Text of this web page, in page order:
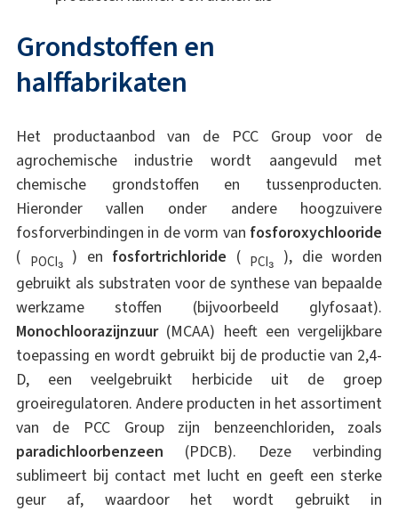
Grondstoffen en
halffabrikaten
Het productaanbod van de PCC Group voor de
agrochemische industrie wordt aangevuld met
chemische grondstoffen en tussenproducten.
Hieronder vallen onder andere hoogzuivere
fosforverbindingen in de vorm van fosforoxychlooride
( POCl₃ ) en fosfortrichloride ( PCl₃ ), die worden
gebruikt als substraten voor de synthese van bepaalde
werkzame stoffen (bijvoorbeeld glyfosaat).
Monochloorazijnzuur(MCAA) heeft een vergelijkbare
toepassing en wordt gebruikt bij de productie van 2,4-
D, een veelgebruikt herbicide uit de groep
groeiregulatoren. Andere producten in het assortiment
van de PCC Group zijn benzeenchloriden, zoals
paradichloorbenzeen (PDCB). Deze verbinding
sublimeert bij contact met lucht en geeft een sterke
geur af, waardoor het wordt gebruikt in